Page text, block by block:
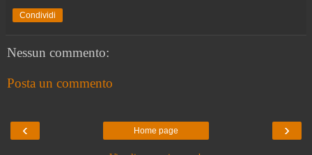
Condividi
Nessun commento:
Posta un commento
‹ ›
Home page